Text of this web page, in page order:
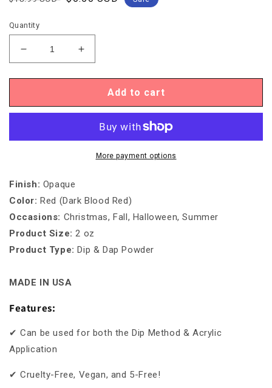
Quantity
Decrease
quantity
for
&amp;
-
LETTER
Increase
quantity
for
&amp;
POWDER
-
DD238
Add to cart
More payment options
Finish: Opaque
Color:Red (Dark Blood Red)
Occasions: Christmas, Fall, Halloween, Summer
Product Size: 2 oz
Product Type:Dip & Dap Powder
MADE IN USA
Features:
✔ Can be used for both the Dip Method & Acrylic
Application
✔ Cruelty-Free, Vegan, and 5-Free!